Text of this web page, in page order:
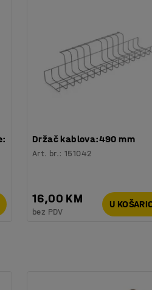
Držač kablova:490 mm
Art. br.:151042
16,00 KM
bez PDV
U